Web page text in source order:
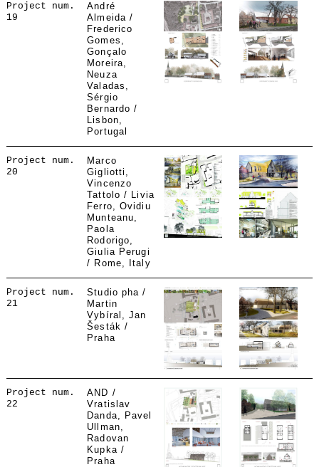
Project num.
19
André
Almeida /
Frederico
Gomes,
Gonçalo
Moreira,
Neuza
Valadas,
Sérgio
Bernardo /
Lisbon,
Portugal
Project num.
20
Marco
Gigliotti,
Vincenzo
Tattolo / Livia
Ferro, Ovidiu
Munteanu,
Paola
Rodorigo,
Giulia Perugi
/ Rome, Italy
Project num.
21
Studio pha /
Martin
Vybíral, Jan
Šesták /
Praha
Project num.
22
AND /
Vratislav
Danda, Pavel
Ullman,
Radovan
Kupka /
Praha